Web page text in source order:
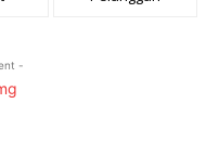
-